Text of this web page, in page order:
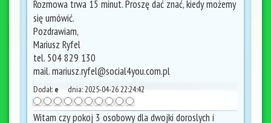
Rozmowa trwa 15 minut. Proszę dać znać, kiedy możemy
się umówić.
Pozdrawiam,
Mariusz Ryfel
tel. 504 829 130
mail. mariusz.ryfel@social4you.com.pl
Dodał: e dnia:2025-04-26 22:24:42
Witam czy pokoj 3 osobowy dla dwojki doroslych i